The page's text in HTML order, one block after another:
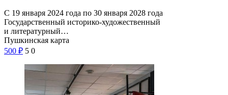
С 19 января 2024 года по 30 января 2028 года
Государственный историко-художественный
и литературный…
Пушкинская карта
500 ₽ 5 0